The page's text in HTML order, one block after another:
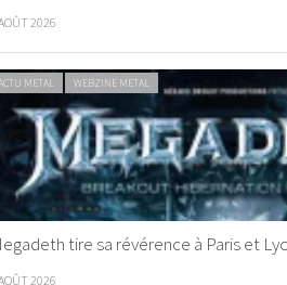
2026
METAL WEBZINE METAL
tire sa révérence à Paris et
2026